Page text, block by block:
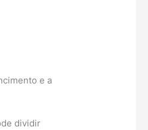
e a
dividir